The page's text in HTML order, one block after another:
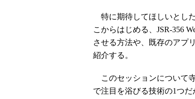
特に期待してほしいとし
こからはじめる、JSR-356
させる方法や、既存のアプ
紹介する。
このセッションについて
で注目を浴びる技術の1つ